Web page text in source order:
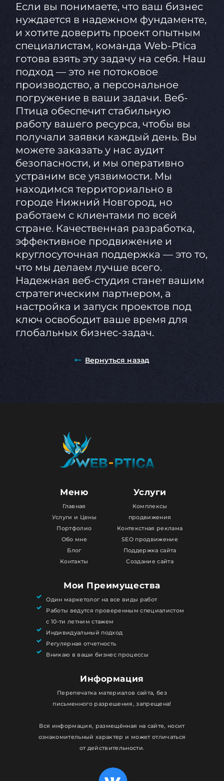
Если вы понимаете, что ваш бизнес
нуждается в надежном фундаменте,
и хотите доверить проект опытным
специалистам, команда Web-Ptica
готова взять эту задачу на себя. Наш
подход — это не потоковое
производство, а персональное
погружение в ваши задачи. Веб-
Птица обеспечит стабильную
работу вашего ресурса, чтобы вы
получали заявки каждый день. Вы
можете заказать у нас аудит
безопасности, и мы оперативно
устраним все уязвимости. Мы
находимся территориально в
городе Нижний Новгород, но
работаем с клиентами по всей
стране. Качественная разработка,
эффективное продвижение и
круглосуточная поддержка — это то,
что мы делаем лучше всего.
Надежная веб-студия станет вашим
стратегическим партнером, а
настройка и запуск проектов под
ключ освободит ваше время для
глобальных бизнес-задач.
Вернуться назад
Меню
Главная
Услуги и Цены
Портфолио
Обо мне
Блог
Контакты
Услуги
Комплексы
продвижения
Контекстная реклама
SEO продвижение
Поддержка сайта
Создание сайта
Мои Преимущества
Один маркетолог на все виды работ
Работы ведутся проверенным специалистом
с 10-ти летним стажем
Индивидуальный подход
Регулярная отчетность
Вникаю в ваши бизнес процессы
Информация
Перепечатка материалов сайта, без
письменного разрешения, запрещена!
Вся информация, размещённая на сайте, носит
ознакомительный характер и может отличаться
от действительности.